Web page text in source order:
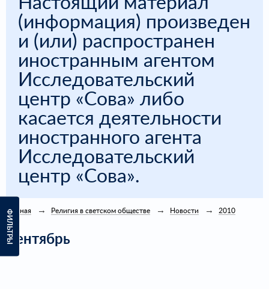
(информация) произведен
и (или) распространен
иностранным агентом
Исследовательский
центр «Сова» либо
касается деятельности
иностранного агента
Исследовательский
центр «Сова».
ФИЛЬТРЫ
Главная Религия в светском обществе Новости 2010
Сентябрь